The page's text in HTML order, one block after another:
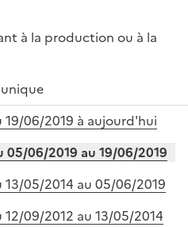
à la production ou à la
unique
19/06/2019 à aujourd'hui
05/06/2019 au 19/06/2019
13/05/2014 au 05/06/2019
09/2012 au 13/05/2014